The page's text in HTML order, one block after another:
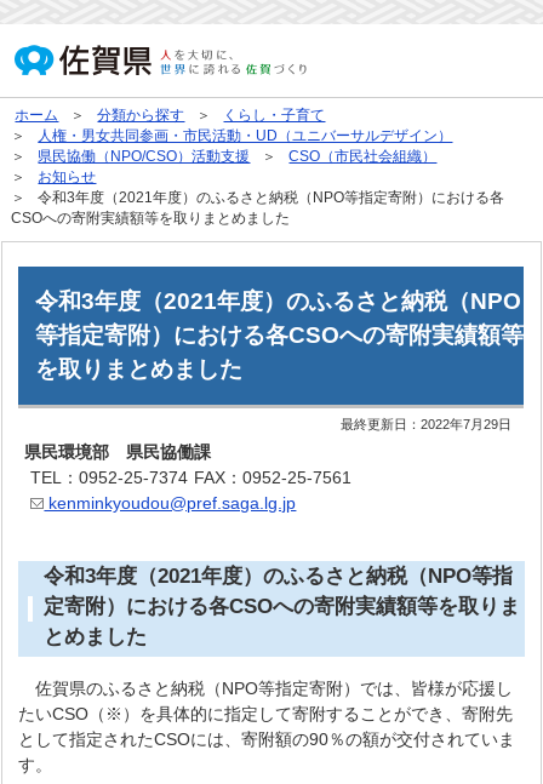
ホーム 分類から探す
くらし・子育て
人権・男女共同参画・市民活動・UD（ユニバーサルデザイン）
県民協働（NPO/CSO）活動支援
CSO（市民社会組織）
お知らせ
令和3年度（2021年度）のふるさと納税（NPO等指定寄附）における各
CSOへの寄附実績額等を取りまとめました
令和3年度（2021年度）のふるさと納税（NPO
等指定寄附）における各CSOへの寄附実績額等
を取りまとめました
最終更新日：2022年7月29日
県民環境部 県民協働課
TEL：0952-25-7374 FAX：0952-25-7561
kenminkyoudou@pref.saga.lg.jp
令和3年度（2021年度）のふるさと納税（NPO等指
定寄附）における各CSOへの寄附実績額等を取りま
とめました
佐賀県のふるさと納税（NPO等指定寄附）では、皆様が応援し
たいCSO（※）を具体的に指定して寄附することができ、寄附先
として指定されたCSOには、寄附額の90％の額が交付されていま
す。